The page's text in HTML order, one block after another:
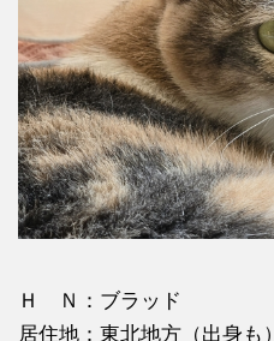
Ｈ Ｎ：ブラッド
居住地：東北地方（出身も）